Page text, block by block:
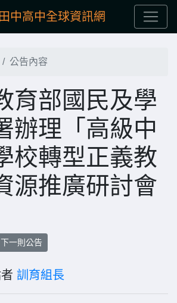
中高中全球資訊網
公告內容
育部國民及學
辦理「高級中
校轉型正義教
源推廣研討會
下一則公告
訓育組長